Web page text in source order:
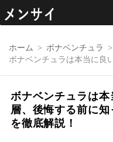
ホーム
ボナベンチュラ
ボナベンチュラは本当に良
ボナベンチュラは
層、後悔する前に
を徹底解説！